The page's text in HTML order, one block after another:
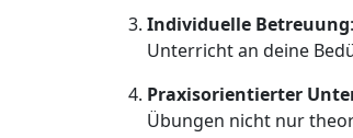
Individuelle Betreuung
Unterricht an deine
Praxisorientierter
Übungen nicht nur